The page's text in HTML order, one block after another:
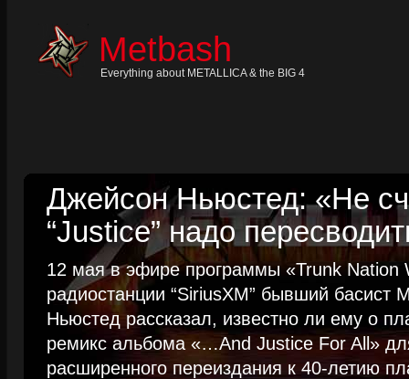
Metbash
Everything about METALLICA & the BIG 4
Джейсон Ньюстед: «Не
“Justice” надо
12 мая в эфире программы «Trunk Nation
радиостанции “SiriusXM” бывший басист
Ньюстед рассказал, известно ли ему о
ремикс альбома «…And Justice For All»
расширенного переиздания к 40-летию